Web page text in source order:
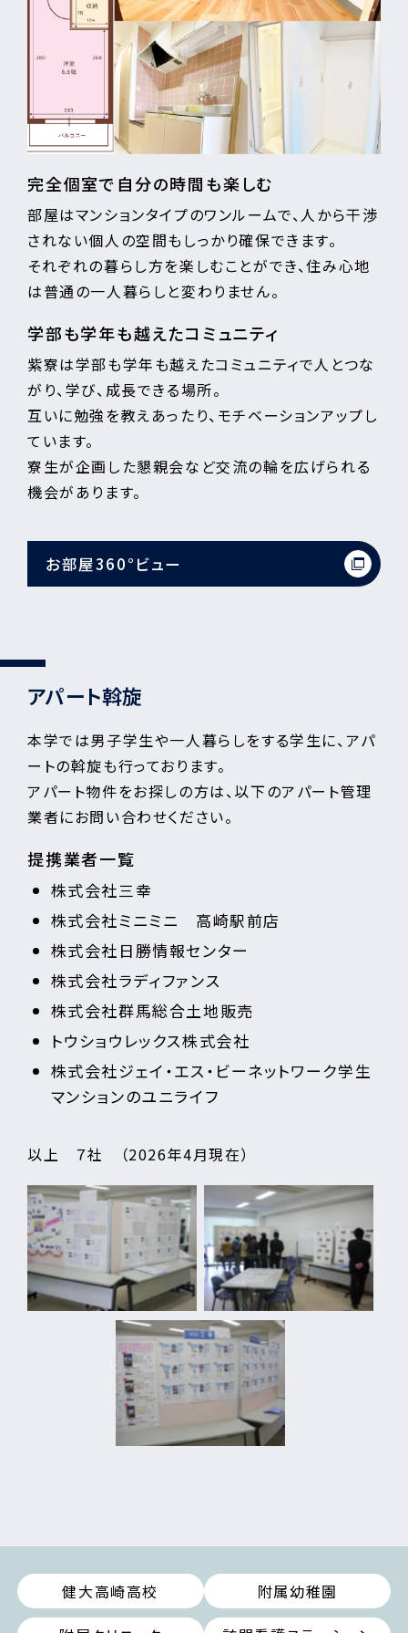
完全個室で自分の時間も楽しむ
部屋はマンションタイプのワンルームで、人から干渉
されない個人の空間もしっかり確保できます。
それぞれの暮らし方を楽しむことができ、住み心地
は普通の一人暮らしと変わりません。
学部も学年も越えたコミュニティ
紫寮は学部も学年も越えたコミュニティで人とつな
がり、学び、成長できる場所。
互いに勉強を教えあったり、モチベーションアップし
ています。
寮生が企画した懇親会など交流の輪を広げられる
機会があります。
お部屋360°ビュー
アパート斡旋
本学では男子学生や一人暮らしをする学生に、アパ
ートの斡旋も行っております。
アパート物件をお探しの方は、以下のアパート管理
業者にお問い合わせください。
提携業者一覧
株式会社三幸
株式会社ミニミニ 高崎駅前店
株式会社日勝情報センター
株式会社ラディファンス
株式会社群馬総合土地販売
トウショウレックス株式会社
株式会社ジェイ・エス・ビーネットワーク学生
マンションのユニライフ
以上 ７社 （2026年4月現在）
健大高崎高校
附属幼稚園